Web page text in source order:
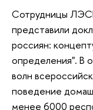
Сотрудницы
представили
россиян:
определения". В
волн
поведение
менее 6000